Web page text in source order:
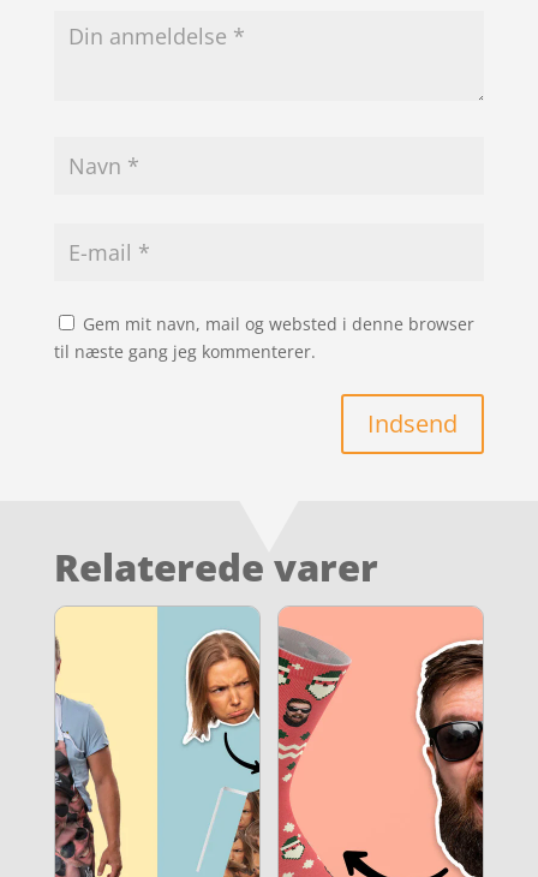
Gem mit navn, mail og websted i denne browser
til næste gang jeg kommenterer.
Indsend
Relaterede varer